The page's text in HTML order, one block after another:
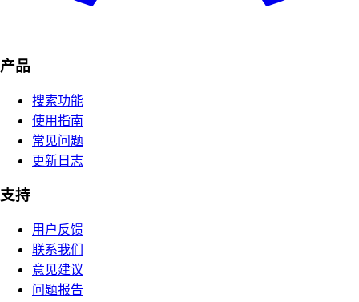
产品
搜索功能
使用指南
常见问题
更新日志
支持
用户反馈
联系我们
意见建议
问题报告